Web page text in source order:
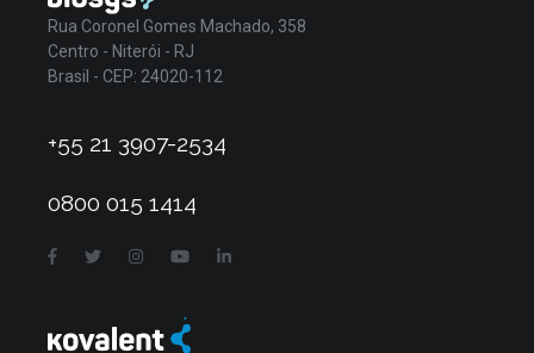
Rua Coronel Gomes Machado, 358
Centro - Niterói - RJ
Brasil - CEP: 24020-112
+55 21 3907-2534
0800 015 1414